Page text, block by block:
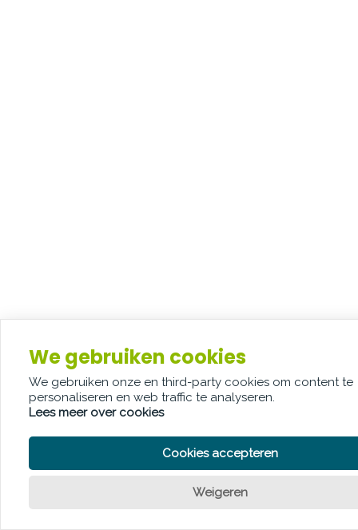
We gebruiken cookies
We gebruiken onze en third-party cookies om content te
personaliseren en web traffic te analyseren.
Lees meer over cookies
Cookies accepteren
Weigeren